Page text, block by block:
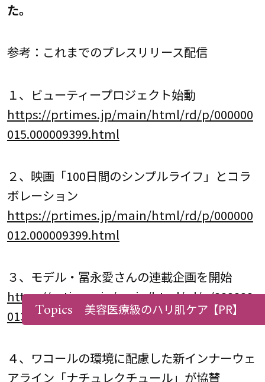
た。
参考：これまでのプレスリリース配信
１、ビューティープロジェクト始動
https://prtimes.jp/main/html/rd/p/000000
015.000009399.html
２、映画「100日間のシンプルライフ」とコラ
ボレーション
https://prtimes.jp/main/html/rd/p/000000
012.000009399.html
３、モデル・冨永愛さんの連載企画を開始
https://prtimes.jp/main/html/rd/p/000000
013.000009399.html
４、ワコールの環境に配慮した新インナーウェ
アライン「ナチュレクチュール」が協賛
Topics 美容医療級のハリ肌ケア【PR】